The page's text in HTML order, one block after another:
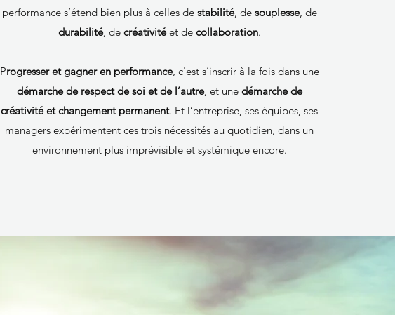
performance s’étend bien plus à celles de stabilité, de souplesse, de
durabilité, de créativitéet de collaboration.
Progresser et gagner en performance, c'est s’inscrir à la fois dans une
démarche de respect de soi et de l’autre, et une démarche de
créativité et changement permanent. Et l’entreprise, ses équipes, ses
managers expérimentent ces trois nécessités au quotidien, dans un
environnement plus imprévisible et systémique encore.